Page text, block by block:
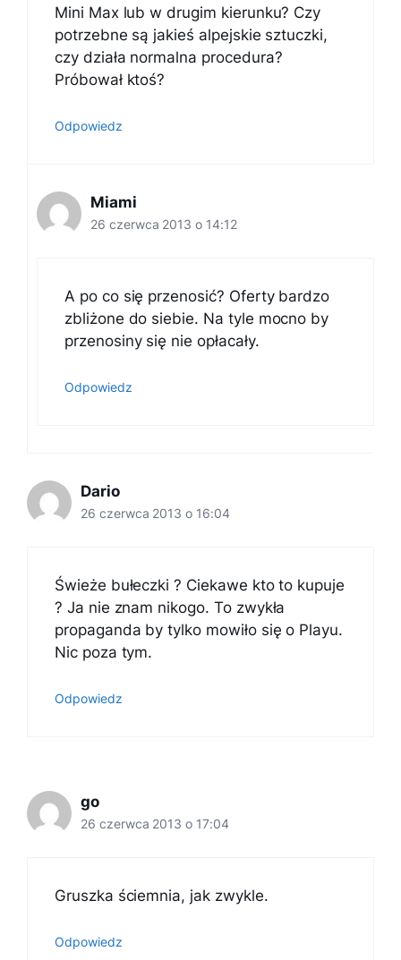
Mini Max lub w drugim kierunku? Czy
potrzebne są jakieś alpejskie sztuczki,
czy działa normalna procedura?
Próbował ktoś?
Odpowiedz
Miami
26 czerwca 2013 o 14:12
A po co się przenosić? Oferty bardzo
zbliżone do siebie. Na tyle mocno by
przenosiny się nie opłacały.
Odpowiedz
Dario
26 czerwca 2013 o 16:04
Świeże bułeczki ? Ciekawe kto to kupuje
? Ja nie znam nikogo. To zwykła
propaganda by tylko mowiło się o Playu.
Nic poza tym.
Odpowiedz
go
26 czerwca 2013 o 17:04
Gruszka ściemnia, jak zwykle.
Odpowiedz